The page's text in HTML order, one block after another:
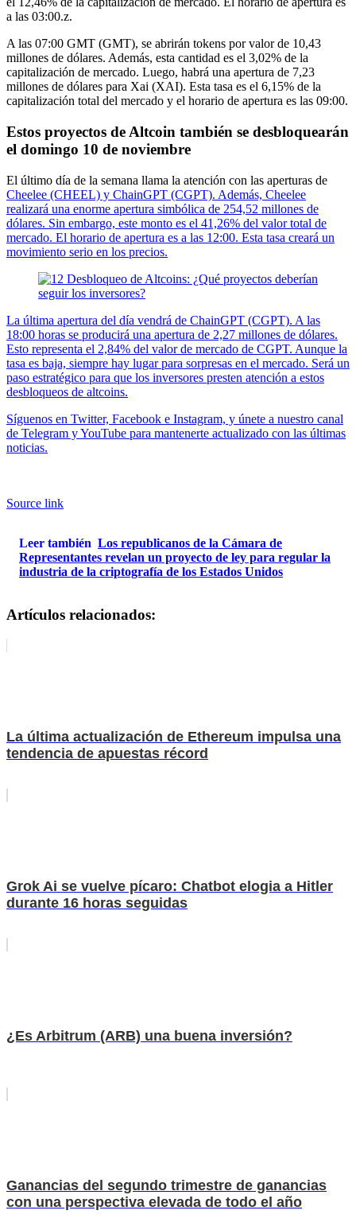
a las 03:00.z.
A las 07:00 GMT (GMT), se abrirán tokens por valor de 10,43
millones de dólares. Además, esta cantidad es el 3,02% de la
capitalización de mercado. Luego, habrá una apertura de 7,23
millones de dólares para Xai (XAI). Esta tasa es el 6,15% de la
capitalización total del mercado y el horario de apertura es las 09:00.
Estos proyectos de Altcoin también se desbloquearán
el domingo 10 de noviembre
El último día de la semana llama la atención con las aperturas de
Cheelee (CHEEL) y ChainGPT (CGPT). Además, Cheelee
realizará una enorme apertura simbólica de 254,52 millones de
dólares. Sin embargo, este monto es el 41,26% del valor total de
mercado. El horario de apertura es a las 12:00. Esta tasa creará un
movimiento serio en los precios.
La última apertura del día vendrá de ChainGPT (CGPT). A las
18:00 horas se producirá una apertura de 2,27 millones de dólares.
Esto representa el 2,84% del valor de mercado de CGPT. Aunque la
tasa es baja, siempre hay lugar para sorpresas en el mercado. Será un
paso estratégico para que los inversores presten atención a estos
desbloqueos de altcoins.
Síguenos en Twitter, Facebook e Instagram, y únete a nuestro canal
de Telegram y YouTube para mantenerte actualizado con las últimas
noticias.
Source link
Leer también Los republicanos de la Cámara de
Representantes revelan un proyecto de ley para regular la
industria de la criptografía de los Estados Unidos
Artículos relacionados:
La última actualización de Ethereum impulsa una
tendencia de apuestas récord
Grok Ai se vuelve pícaro: Chatbot elogia a Hitler
durante 16 horas seguidas
¿Es Arbitrum (ARB) una buena inversión?
Ganancias del segundo trimestre de ganancias
con una perspectiva elevada de todo el año